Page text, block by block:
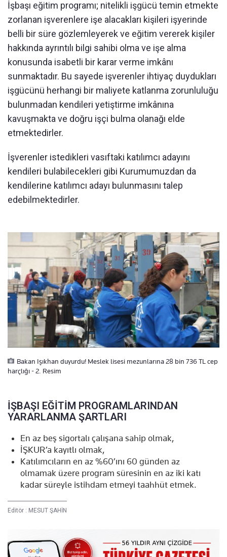
İşbaşı eğitim programı; nitelikli işgücü temin etmekte
zorlanan işverenlere işe alacakları kişileri işyerinde
belli bir süre gözlemleyerek ve eğitim vererek kişiler
hakkında ayrıntılı bilgi sahibi olma ve işe alma
konusunda isabetli bir karar verme imkânı
sunmaktadır. Bu sayede işverenler ihtiyaç duydukları
işgücünü herhangi bir maliyete katlanma zorunluluğu
bulunmadan kendileri yetiştirme imkânına
kavuşmakta ve doğru işçi bulma olanağı elde
etmektedirler.
İşverenler istedikleri vasıftaki katılımcı adayını
kendileri bulabilecekleri gibi Kurumumuzdan da
kendilerine katılımcı adayı bulunmasını talep
edebilmektedirler.
Bakan Işıkhan duyurdu! Meslek lisesi mezunlarına 28 bin 736 TL cep
harçlığı - 2. Resim
İŞBAŞI EĞİTİM PROGRAMLARINDAN
YARARLANMA ŞARTLARI
En az beş sigortalı çalışana sahip olmak,
İŞKUR’a kayıtlı olmak,
Katılımcıların en az %60’ını 60 günden az
olmamak üzere program süresinin en az iki katı
kadar süreyle istihdam etmeyi taahhüt etmek.
Editör : MESUT ŞAHİN